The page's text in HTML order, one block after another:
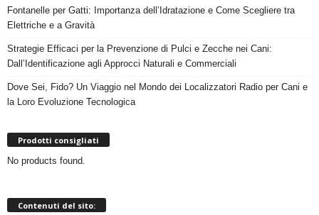
Fontanelle per Gatti: Importanza dell’Idratazione e Come Scegliere tra
Elettriche e a Gravità
Strategie Efficaci per la Prevenzione di Pulci e Zecche nei Cani:
Dall’Identificazione agli Approcci Naturali e Commerciali
Dove Sei, Fido? Un Viaggio nel Mondo dei Localizzatori Radio per Cani e
la Loro Evoluzione Tecnologica
Prodotti consigliati
No products found.
Contenuti del sito: